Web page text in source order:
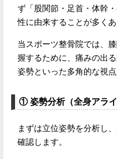
ず「股関節・足首・体幹
性に由来することが多くあ
当スポーツ整骨院では、
握するために、痛みの出
姿勢といった多角的な視
① 姿勢分析（全身アライ
まずは立位姿勢を分析し
確認します。